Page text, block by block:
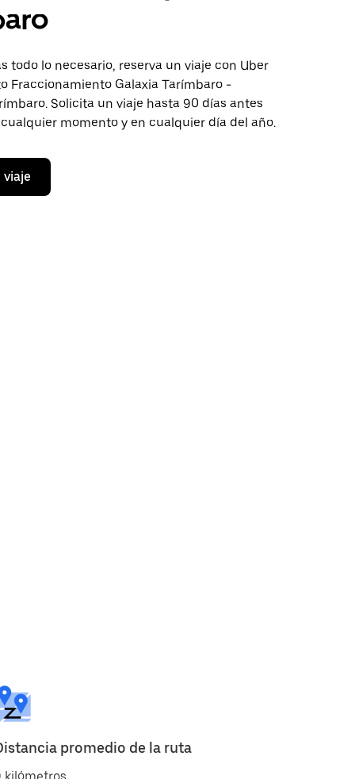
todo lo necesario, reserva un viaje con Uber
Fraccionamiento Galaxia Tarímbaro -
Solicita un viaje hasta 90 días antes
momento y en cualquier día del año.
viaje
promedio de la ruta